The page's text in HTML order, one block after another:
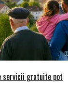
servicii gratuite pot